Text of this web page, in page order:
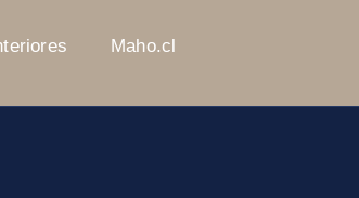
Maho.cl